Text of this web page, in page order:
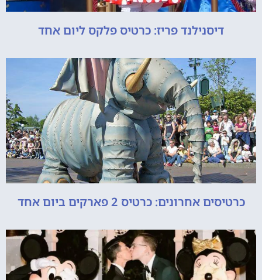
דיסנילנד פריז: כרטיס פלקס ליום אחד
כרטיסים אחרונים: כרטיס 2 פארקים ביום אחד